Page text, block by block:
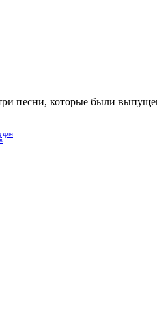
песни, которые были
для